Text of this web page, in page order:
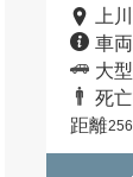
上
車
大
死亡
距離